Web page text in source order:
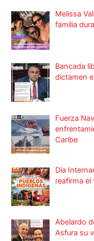
Melissa
familia
Bancada
dictamen
Fuerza
Caribe
Día
reafirma
Abelardo
Asfura su